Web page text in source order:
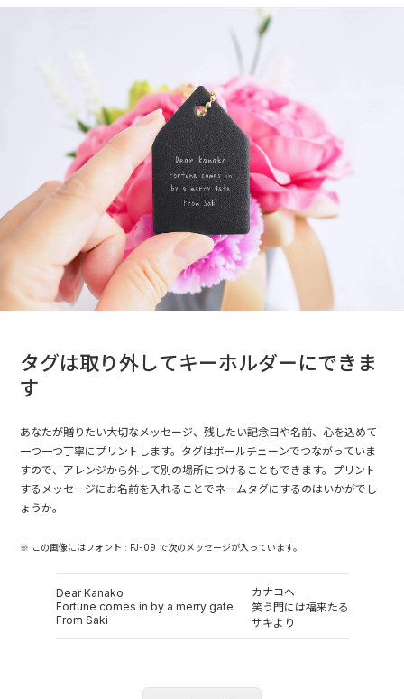
タグは取り外してキーホルダーにできま
す
あなたが贈りたい大切なメッセージ、残したい記念日や名前、心を込めて
一つ一つ丁寧にプリントします。タグはボールチェーンでつながっていま
すので、アレンジから外して別の場所につけることもできます。プリント
するメッセージにお名前を入れることでネームタグにするのはいかがでし
ょうか。
※ この画像にはフォント : FJ-09 で次のメッセージが入っています。
Dear Kanako
Fortune comes in by a merry gate
From Saki
カナコへ
笑う門には福来たる
サキより